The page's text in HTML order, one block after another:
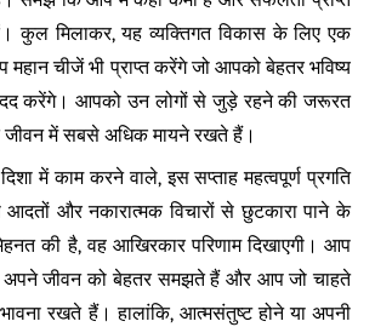
कुल मिलाकर, यह व्यक्तिगत विकास के लिए एक
महान चीजें भी प्राप्त करेंगे जो आपको बेहतर भविष्य
करेंगे। आपको उन लोगों से जुड़े रहने की जरूरत
जीवन में सबसे अधिक मायने रखते हैं।
में काम करने वाले, इस सप्ताह महत्वपूर्ण प्रगति
और नकारात्मक विचारों से छुटकारा पाने के
की है, वह आखिरकार परिणाम दिखाएगी। आप
जीवन को बेहतर समझते हैं और आप जो चाहते
रखते हैं। हालांकि, आत्मसंतुष्ट होने या अपनी